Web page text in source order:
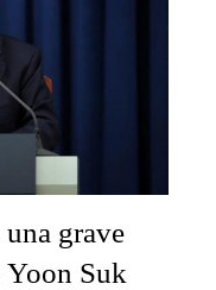
grave
Suk